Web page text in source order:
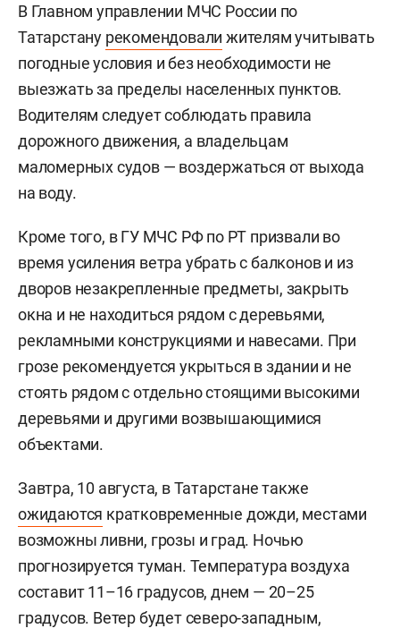
В Главном управлении МЧС России по
Татарстану рекомендовали жителям учитывать
погодные условия и без необходимости не
выезжать за пределы населенных пунктов.
Водителям следует соблюдать правила
дорожного движения, а владельцам
маломерных судов — воздержаться от выхода
на воду.
Кроме того, в ГУ МЧС РФ по РТ призвали во
время усиления ветра убрать с балконов и из
дворов незакрепленные предметы, закрыть
окна и не находиться рядом с деревьями,
рекламными конструкциями и навесами. При
грозе рекомендуется укрыться в здании и не
стоять рядом с отдельно стоящими высокими
деревьями и другими возвышающимися
объектами.
Завтра, 10 августа, в Татарстане также
ожидаются кратковременные дожди, местами
возможны ливни, грозы и град. Ночью
прогнозируется туман. Температура воздуха
составит 11–16 градусов, днем — 20–25
градусов. Ветер будет северо-западным,